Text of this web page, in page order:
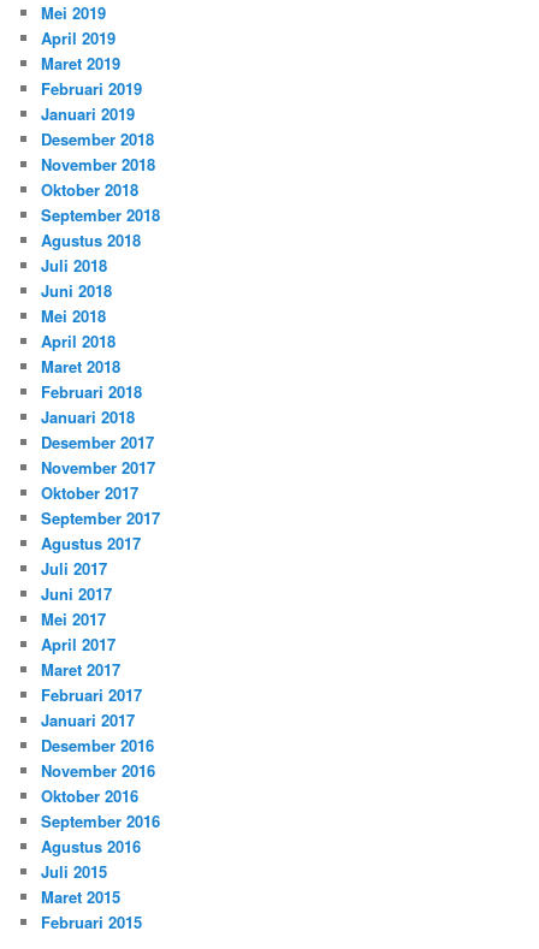
Mei 2019
April 2019
Maret 2019
Februari 2019
Januari 2019
Desember 2018
November 2018
Oktober 2018
September 2018
Agustus 2018
Juli 2018
Juni 2018
Mei 2018
April 2018
Maret 2018
Februari 2018
Januari 2018
Desember 2017
November 2017
Oktober 2017
September 2017
Agustus 2017
Juli 2017
Juni 2017
Mei 2017
April 2017
Maret 2017
Februari 2017
Januari 2017
Desember 2016
November 2016
Oktober 2016
September 2016
Agustus 2016
Juli 2015
Maret 2015
Februari 2015